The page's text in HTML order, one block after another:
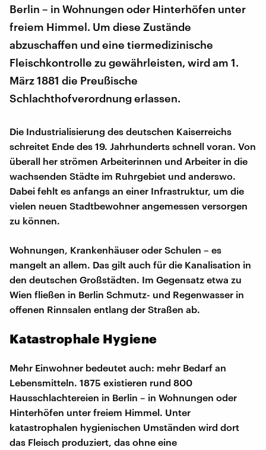
Berlin – in Wohnungen oder Hinterhöfen unter
freiem Himmel. Um diese Zustände
abzuschaffen und eine tiermedizinische
Fleischkontrolle zu gewährleisten, wird am 1.
März 1881 die Preußische
Schlachthofverordnung erlassen.
Die Industrialisierung des deutschen Kaiserreichs
schreitet Ende des 19. Jahrhunderts schnell voran. Von
überall her strömen Arbeiterinnen und Arbeiter in die
wachsenden Städte im Ruhrgebiet und anderswo.
Dabei fehlt es anfangs an einer Infrastruktur, um die
vielen neuen Stadtbewohner angemessen versorgen
zu können.
Wohnungen, Krankenhäuser oder Schulen – es
mangelt an allem. Das gilt auch für die Kanalisation in
den deutschen Großstädten. Im Gegensatz etwa zu
Wien fließen in Berlin Schmutz- und Regenwasser in
offenen Rinnsalen entlang der Straßen ab.
Katastrophale Hygiene
Mehr Einwohner bedeutet auch: mehr Bedarf an
Lebensmitteln. 1875 existieren rund 800
Hausschlachtereien in Berlin – in Wohnungen oder
Hinterhöfen unter freiem Himmel. Unter
katastrophalen hygienischen Umständen wird dort
das Fleisch produziert, das ohne eine